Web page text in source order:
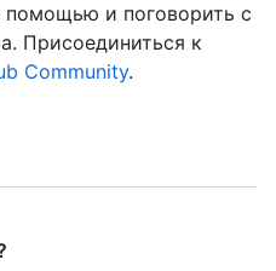
помощью и поговорить с
Присоединиться к
Community.